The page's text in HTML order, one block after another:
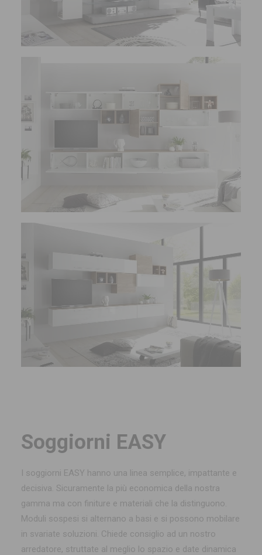
Soggiorni EASY
I soggiorni EASY hanno una linea semplice, impattante e
decisiva. Sicuramente la più economica della nostra
gamma ma con finiture e materiali che la distinguono.
Moduli sospesi si alternano a basi e si possono mobilare
in svariate soluzioni. Chiede consiglio ad un nostro
arredatore, struttate al meglio lo spazio e date dinamica